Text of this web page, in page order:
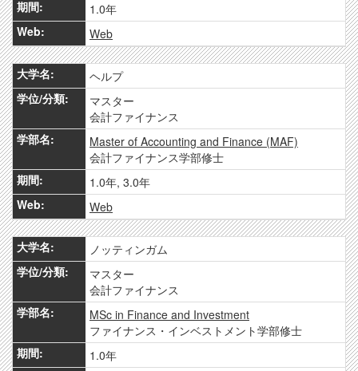
1.0年
Web
ヘルプ
マスター
会計ファイナンス
Master of Accounting and Finance (MAF)
会計ファイナンス学部修士
1.0年, 3.0年
Web
ノッティンガム
マスター
会計ファイナンス
MSc in Finance and Investment
ファイナンス・インベストメント学部修士
1.0年